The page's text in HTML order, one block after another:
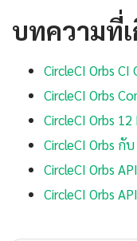
บทความที่
CircleCI Orbs
CircleCI Orbs
CircleCI Orbs
CircleCI Orbs กั
CircleCI Orbs
CircleCI Orbs